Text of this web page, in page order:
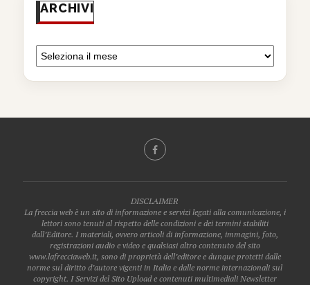
ARCHIVI
DISCLAIMER
La freccia web è un sito di informazione e servizi legati alla comunicazione, i
lettori sono tenuti al rispetto delle condizioni e dei termini stabiliti
dall’Editore. I materiali, ovvero articoli di informazione, immagini, foto,
registrazioni audio e video e qualsiasi altro contenuto del sito
www.lafrecciaweb.it, sono di proprietà dell’editore e dunque protetti dalle
norme sul diritto d’autore vigenti in Italia e dalle norme internazionali sul
copyright. I Servizi del Sito Upload e contenuti multimediali Newsletter